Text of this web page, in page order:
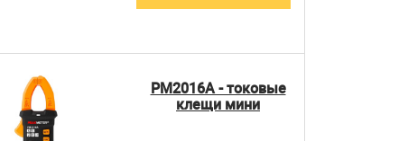
PM2016A - токовые
клещи мини